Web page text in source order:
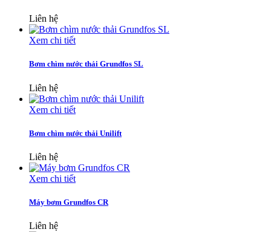
Liên hệ
Xem chi tiết
Bơm chìm nước thải Grundfos SL
Liên hệ
Xem chi tiết
Bơm chìm nước thải Unilift
Liên hệ
Xem chi tiết
Máy bơm Grundfos CR
Liên hệ